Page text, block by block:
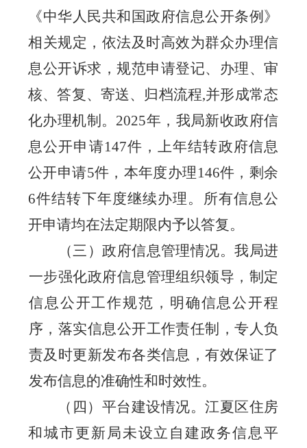
《中华人民共和国政府信息公开条例》
相关规定，依法及时高效为群众办理信
息公开诉求，规范申请登记、办理、审
核、答复、寄送、归档流程,并形成常态
化办理机制。2025年，我局新收政府信
息公开申请147件，上年结转政府信息
公开申请5件，本年度办理 146件，剩余
6件结转下年度继续办理。所有信息公
开申请均在法定期限内予以答复。
（三）政府信息管理情况。我局进
一步强化政府信息管理组织领导，制定
信息公开工作规范，明确信息公开程
序，落实信息公开工作责任制，专人负
责及时更新发布各类信息，有效保证了
发布信息的准确性和时效性。
（四）平台建设情况。 江夏区住房
和城市更新局未设立自建政务信息平